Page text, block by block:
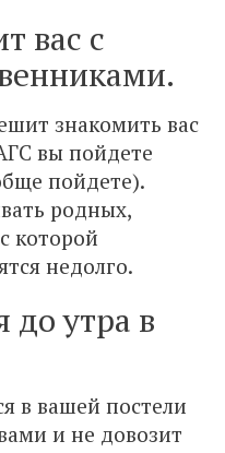
вас с
знакомить вас
вы пойдете
пойдете).
родных,
которой
недолго.
до утра в
в вашей постели
и не довозит